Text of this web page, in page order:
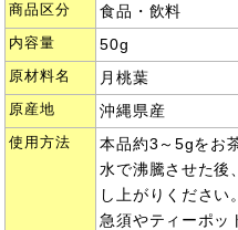
商品区分 食品・飲料
内容量 50g
原材料名 月桃葉
原産地 沖縄県産
使用方法
本品約3～5gをお
水で沸騰させた後
し上がりください。
急須やティーポッ